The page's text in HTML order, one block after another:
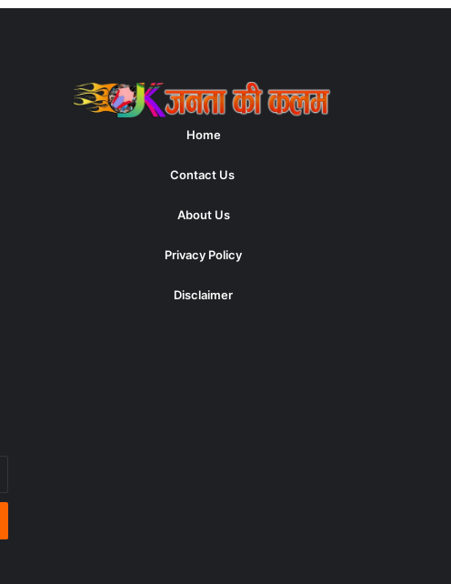
Home
Contact Us
About Us
Privacy Policy
Disclaimer